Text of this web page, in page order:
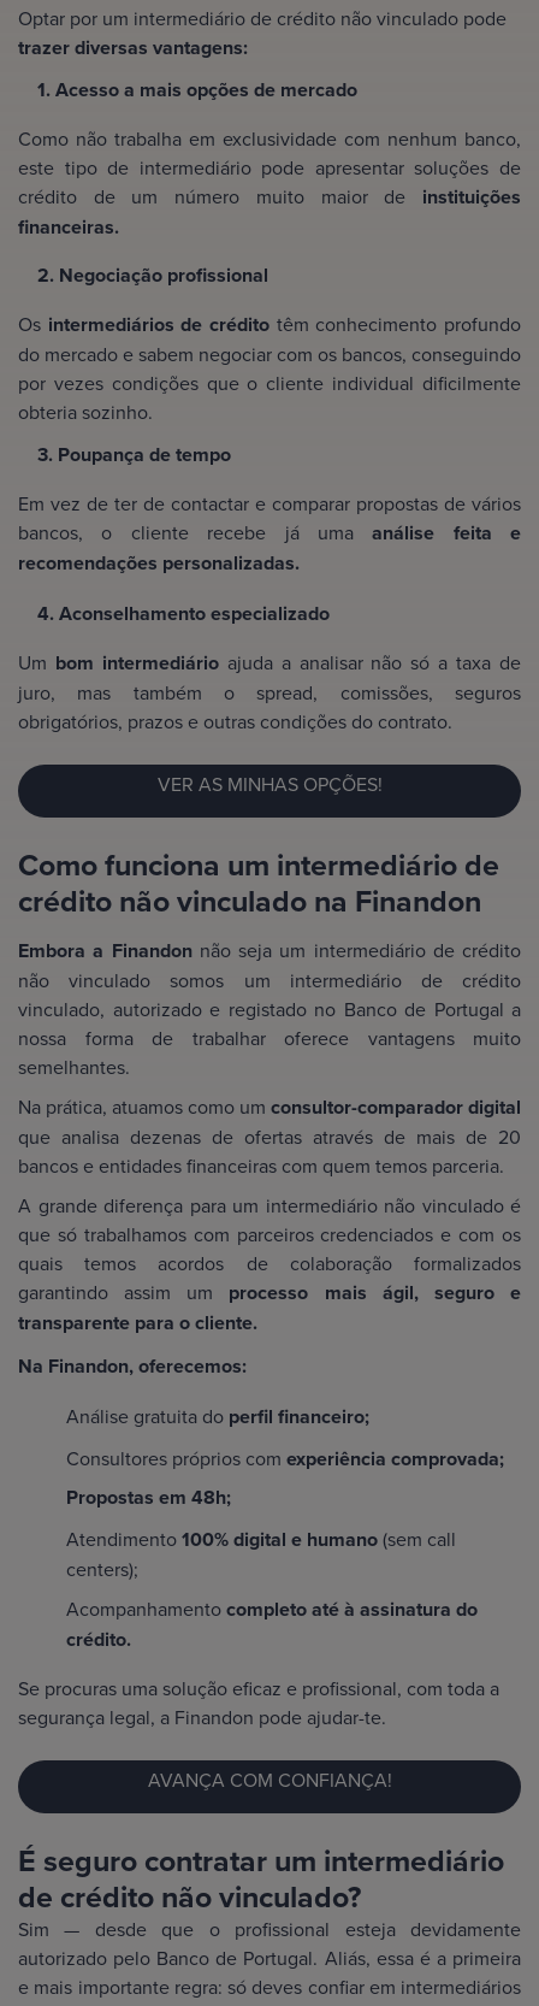
Optar por um intermediário de crédito não vinculado pode
trazer diversas vantagens:
1. Acesso a mais opções de mercado
Como não trabalha em exclusividade com nenhum banco,
este tipo de intermediário pode apresentar soluções de
crédito de um número muito maior de instituições
financeiras.
2. Negociação profissional
Os intermediários de crédito têm conhecimento profundo
do mercado e sabem negociar com os bancos, conseguindo
por vezes condições que o cliente individual dificilmente
obteria sozinho.
3. Poupança de tempo
Em vez de ter de contactar e comparar propostas de vários
bancos, o cliente recebe já umaanálise feita e
recomendações personalizadas.
4. Aconselhamento especializado
Um bom intermediárioajuda a analisar não só a taxa de
juro, mas também o spread, comissões, seguros
obrigatórios, prazos e outras condições do contrato.
VER AS MINHAS OPÇÕES!
Como funciona um intermediário de
crédito não vinculado na Finandon
Embora a Finandon não seja um intermediário de crédito
não vinculado somos um intermediário de crédito
vinculado, autorizado e registado no Banco de Portugal a
nossa forma de trabalhar oferece vantagens muito
semelhantes.
Na prática, atuamos como um consultor-comparador digital
que analisa dezenas de ofertas através de mais de 20
bancos e entidades financeiras com quem temos parceria.
A grande diferença para um intermediário não vinculado é
que só trabalhamos com parceiros credenciados e com os
quais temos acordos de colaboração formalizados
garantindo assim um processo mais ágil, seguro e
transparente para o cliente.
Na Finandon, oferecemos:
Análise gratuita do perfil financeiro;
Consultores próprios com experiência comprovada;
Propostas em 48h;
Atendimento100% digital e humano(sem call
centers);
Acompanhamentocompleto até à assinatura do
crédito.
Se procuras uma solução eficaz e profissional, com toda a
segurança legal, a Finandon pode ajudar-te.
AVANÇA COM CONFIANÇA!
É seguro contratar um intermediário
de crédito não vinculado?
Sim — desde que o profissional esteja devidamente
autorizado pelo Banco de Portugal. Aliás, essa é a primeira
e mais importante regra: só deves confiar em intermediários